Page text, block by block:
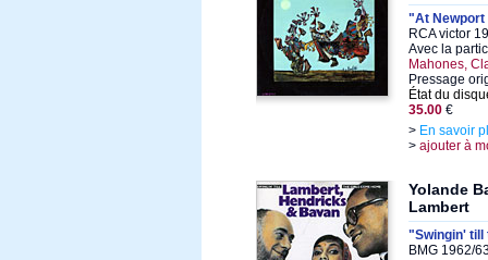
"At Newport
RCA victor
Avec la
Mahones,
Pressage
État du
35.00 €
> En savoir
> ajouter à
Yolande
Lambert
"Swingin' till
BMG 1962/